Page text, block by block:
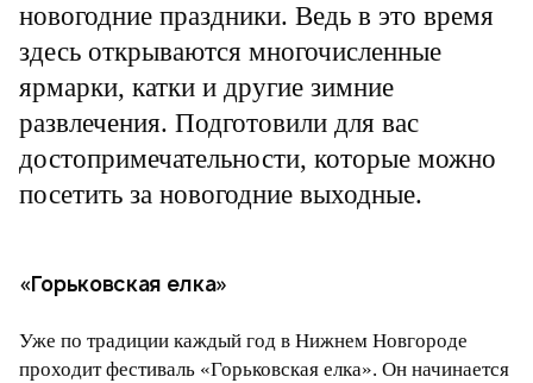
новогодние праздники. Ведь в это время
здесь открываются многочисленные
ярмарки, катки и другие зимние
развлечения. Подготовили для вас
достопримечательности, которые можно
посетить за новогодние выходные.
«Горьковская елка»
Уже по традиции каждый год в Нижнем Новгороде
проходит фестиваль «Горьковская елка». Он начинается